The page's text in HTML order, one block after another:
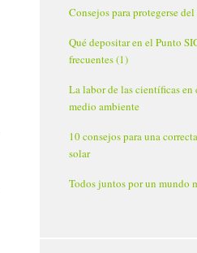
Consejos para protegerse del
Qué depositar en el Punto
frecuentes (1)
La labor de las científicas
medio ambiente
10 consejos para una
solar
Todos juntos por un mundo